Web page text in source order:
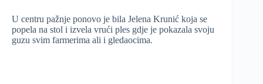
U centru pažnje ponovo je bila Jelena Krunić koja se
popela na stol i izvela vrući ples gdje je pokazala svoju
guzu svim farmerima ali i gledaocima.